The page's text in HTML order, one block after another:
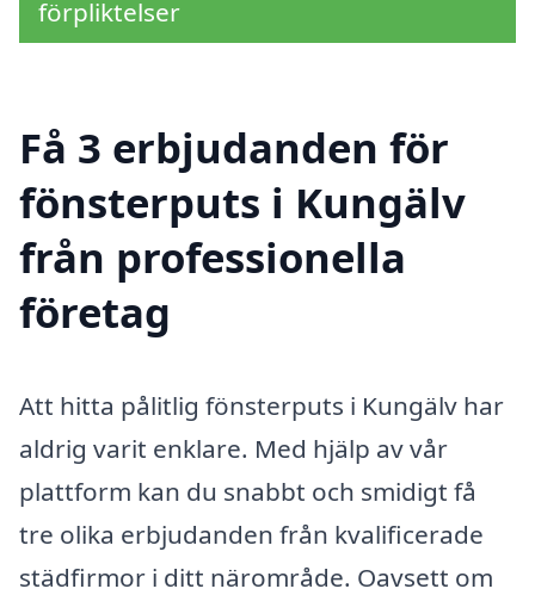
förpliktelser
Få 3 erbjudanden för
fönsterputs i Kungälv
från professionella
företag
Att hitta pålitlig fönsterputs i Kungälv har
aldrig varit enklare. Med hjälp av vår
plattform kan du snabbt och smidigt få
tre olika erbjudanden från kvalificerade
städfirmor i ditt närområde. Oavsett om